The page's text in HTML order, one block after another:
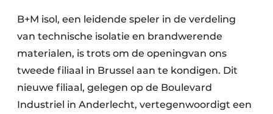
B+M isol, een leidende speler in de verdeling
van technische isolatie en brandwerende
materialen, is trots om de openingvan ons
tweede filiaal in Brussel aan te kondigen. Dit
nieuwe filiaal, gelegen op de Boulevard
Industriel in Anderlecht, vertegenwoordigt een